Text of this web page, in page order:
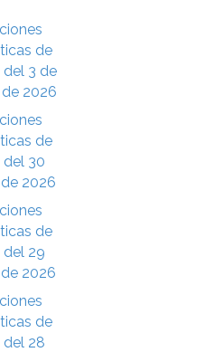
de
del 3 de
2026
de
del 30
2026
de
del 29
2026
de
del 28